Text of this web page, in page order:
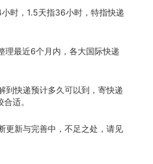
时，1.5天指36小时，特指快递
理最近6个月内，各大国际快递
到快递预计多久可以到，寄快递
适。
更新与完善中，不足之处，请见